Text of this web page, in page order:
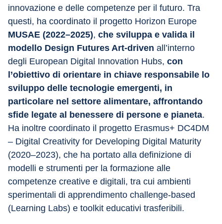
innovazione e delle competenze per il futuro. Tra
questi, ha coordinato il progetto Horizon Europe
MUSAE (2022–2025), che sviluppa e valida il
modello Design Futures Art-driven all’interno
degli European Digital Innovation Hubs, con
l’obiettivo di orientare in chiave responsabile lo
sviluppo delle tecnologie emergenti, in
particolare nel settore alimentare, affrontando
sfide legate al benessere di persone e pianeta.
Ha inoltre coordinato il progetto Erasmus+ DC4DM
– Digital Creativity for Developing Digital Maturity
(2020–2023), che ha portato alla definizione di
modelli e strumenti per la formazione alle
competenze creative e digitali, tra cui ambienti
sperimentali di apprendimento challenge-based
(Learning Labs) e toolkit educativi trasferibili.